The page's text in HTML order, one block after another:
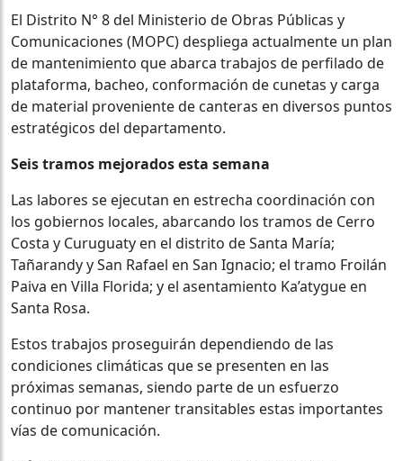
El Distrito N° 8 del Ministerio de Obras Públicas y
Comunicaciones (MOPC) despliega actualmente un plan
de mantenimiento que abarca trabajos de perfilado de
plataforma, bacheo, conformación de cunetas y carga
de material proveniente de canteras en diversos puntos
estratégicos del departamento.
Seis tramos mejorados esta semana
Las labores se ejecutan en estrecha coordinación con
los gobiernos locales, abarcando los tramos de Cerro
Costa y Curuguaty en el distrito de Santa María;
Tañarandy y San Rafael en San Ignacio; el tramo Froilán
Paiva en Villa Florida; y el asentamiento Ka’atygue en
Santa Rosa.
Estos trabajos proseguirán dependiendo de las
condiciones climáticas que se presenten en las
próximas semanas, siendo parte de un esfuerzo
continuo por mantener transitables estas importantes
vías de comunicación.